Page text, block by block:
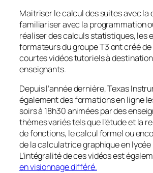
Maitriser le calcul des suites avec
familiariser avec la programmation
réaliser des calculs statistiques, les
formateurs du groupe T3 ont créé
courtes vidéos tutoriels à
enseignants.
Depuis l’année dernière, Texas
également des formations en ligne
soirs à 18h30 animées par des
thèmes variés tels que l’étude et la
de fonctions, le calcul formel ou
de la calculatrice graphique en
L’intégralité de ces vidéos est
en visionnage différé.